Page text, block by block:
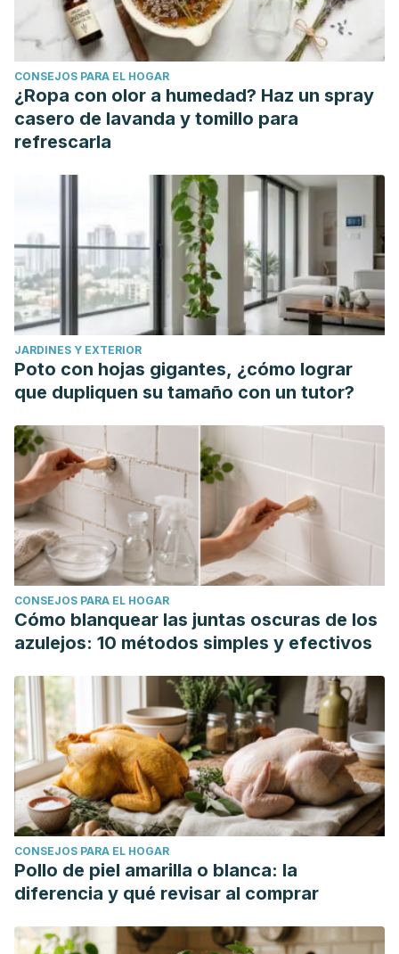
CONSEJOS PARA EL HOGAR
¿Ropa con olor a humedad? Haz un spray
casero de lavanda y tomillo para
refrescarla
JARDINES Y EXTERIOR
Poto con hojas gigantes, ¿cómo lograr
que dupliquen su tamaño con un tutor?
CONSEJOS PARA EL HOGAR
Cómo blanquear las juntas oscuras de los
azulejos: 10 métodos simples y efectivos
CONSEJOS PARA EL HOGAR
Pollo de piel amarilla o blanca: la
diferencia y qué revisar al comprar